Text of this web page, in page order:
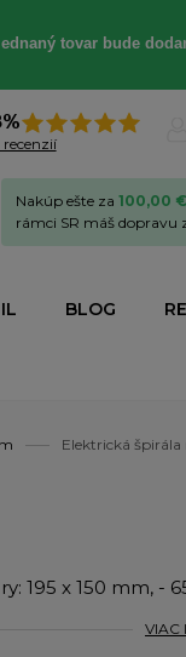
tovar bude
recenzií
Nakúp ešte za 100,00 €
rámci SR máš dopravu
BLOG
Elektrická špirála
195 x 150 mm, -
VIAC